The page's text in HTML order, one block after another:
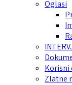
Oglasi
Korisni
Zlatne